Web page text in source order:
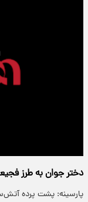
دختر جوان به طرز